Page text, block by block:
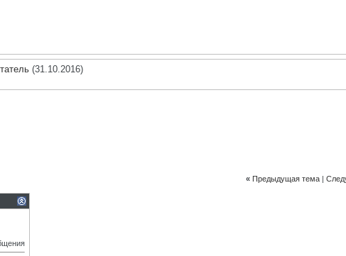
(31.10.2016)
« Предыдущая тема|